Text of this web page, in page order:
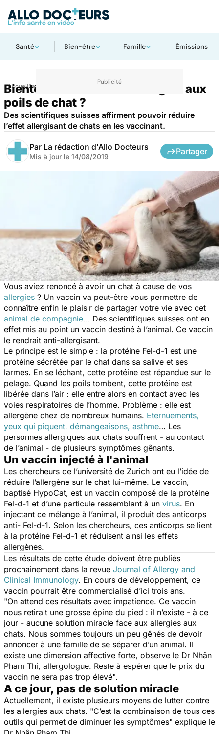
Santé Bien-être Famille Émissions
AccueilSanté
Bientôt un vaccin anti-allergies aux
poils de chat ?
Des scientifiques suisses affirment pouvoir réduire
l’effet allergisant de chats en les vaccinant.
Par La rédaction d'Allo Docteurs
Mis à jour le 14/08/2019
Partager
Vous aviez renoncé à avoir un chat à cause de vos
allergies ? Un vaccin va peut-être vous permettre de
connaître enfin le plaisir de partager votre vie avec cet
animal de compagnie… Des scientifiques suisses ont en
effet mis au point un vaccin destiné à l’animal. Ce vaccin
le rendrait anti-allergisant.
Le principe est le simple : la protéine Fel-d-1 est une
protéine sécrétée par le chat dans sa salive et ses
larmes. En se léchant, cette protéine est répandue sur le
pelage. Quand les poils tombent, cette protéine est
libérée dans l’air : elle entre alors en contact avec les
voies respiratoires de l’homme. Problème : elle est
allergène chez de nombreux humains. Eternuements,
yeux qui piquent, démangeaisons, asthme… Les
personnes allergiques aux chats souffrent - au contact
de l’animal - de plusieurs symptômes gênants.
Un vaccin injecté à l'animal
Les chercheurs de l’université de Zurich ont eu l’idée de
réduire l’allergène sur le chat lui-même. Le vaccin,
baptisé HypoCat, est un vaccin composé de la protéine
Fel-d-1 et d’une particule ressemblant à un virus. En
injectant ce mélange à l’animal, il produit des anticorps
anti- Fel-d-1. Selon les chercheurs, ces anticorps se lient
à la protéine Fel-d-1 et réduisent ainsi les effets
allergènes.
Les résultats de cette étude doivent être publiés
prochainement dans la revue Journal of Allergy and
Clinical Immunology. En cours de développement, ce
vaccin pourrait être commercialisé d’ici trois ans.
"On attend ces résultats avec impatience. Ce vaccin
nous retirait une grosse épine du pied : il n’existe - à ce
jour - aucune solution miracle face aux allergies aux
chats. Nous sommes toujours un peu gênés de devoir
annoncer à une famille de se séparer d’un animal. Il
existe une dimension affective forte, observe le Dr Nhân
Pham Thi, allergologue. Reste à espérer que le prix du
vaccin ne sera pas trop élevé".
A ce jour, pas de solution miracle
Actuellement, il existe plusieurs moyens de lutter contre
les allergies aux chats. "C’est la combinaison de tous ces
outils qui permet de diminuer les symptômes" explique le